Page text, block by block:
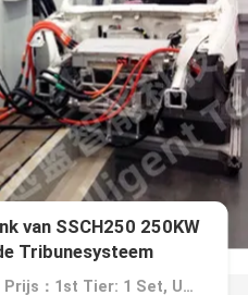
van SSCH250 250KW
Tribunesysteem
Prijs：1st Tier: 1 Set, Unit Price USD 3.00 2nd Tier: 2-5 Sets, Unit Price USD 2.00 3rd Tier: Over 5 Sets, Unit Price USD 1.00